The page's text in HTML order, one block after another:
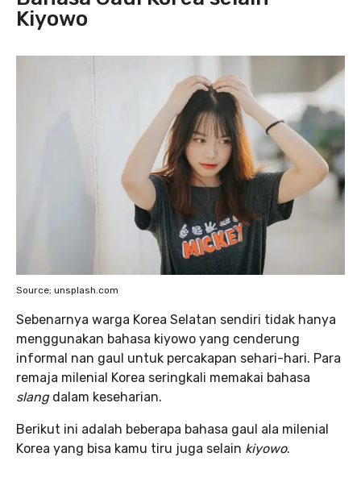
Kiyowo
Source; unsplash.com
Sebenarnya warga Korea Selatan sendiri tidak hanya
menggunakan bahasa kiyowo yang cenderung
informal nan gaul untuk percakapan sehari-hari. Para
remaja milenial Korea seringkali memakai bahasa
slang dalam keseharian.
Berikut ini adalah beberapa bahasa gaul ala milenial
Korea yang bisa kamu tiru juga selain kiyowo.